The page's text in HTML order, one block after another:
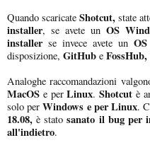
Quando scaricate Shotcut, state
installer, se avete un OS
installerse invece avete un OS
disposizione, GitHub e FossHub,
Analoghe raccomandazioni
MacOS e perLinux.Shotcutè
solo perWindows e per Linux.
18.08, è stato sanato il bug per
all'indietro.